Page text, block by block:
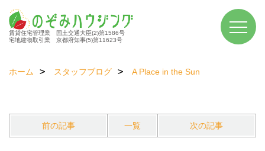
賃貸住宅管理業 国土交通大臣(2)第1586号
宅地建物取引業 京都府知事(5)第11623号
ホーム スタッフブログ A Place in the Sun
前の記事 一覧 次の記事